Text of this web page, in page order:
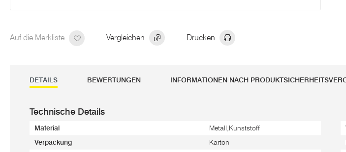
Auf die Merkliste Vergleichen Drucken
DETAILS BEWERTUNGEN INFORMATIONEN NACH
Technische Details
Material Metall,Kunststoff
Verpackung Karton